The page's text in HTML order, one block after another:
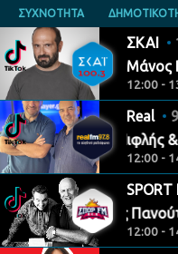
ΣΥΧΝΟΤΗΤΑ
ΣΚΑΙ
Μάνος
12:00 -
Real
Μάνος Νιφλής &
12:00 -
SPORT
Αντώνης
12:00 -